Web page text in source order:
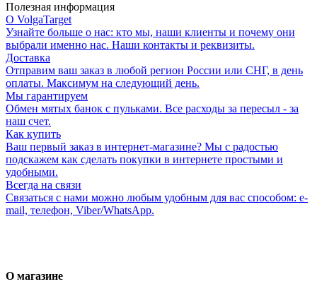
Полезная информация
О VolgaTarget
Узнайте больше о нас: кто мы, наши клиенты и почему они
выбрали именно нас. Наши контакты и реквизиты.
Доставка
Отправим ваш заказ в любой регион России или СНГ, в день
оплаты. Максимум на следующий день.
Мы гарантируем
Обмен мятых банок с пульками. Все расходы за пересыл - за
наш счет.
Как купить
Ваш первый заказ в интернет-магазине? Мы с радостью
подскажем как сделать покупки в интернете простыми и
удобными.
Всегда на связи
Связаться с нами можно любым удобным для вас способом: e-
mail, телефон, Viber/WhatsApp.
О магазине